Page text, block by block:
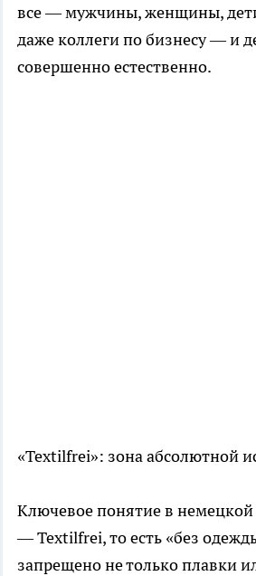
все — мужчины, женщины,
даже коллеги по бизнесу — и
совершенно естественно.
«Textilfrei»: зона абсолютной
Ключевое понятие в немецкой
— Textilfrei, то есть «без
запрещено не только плавки